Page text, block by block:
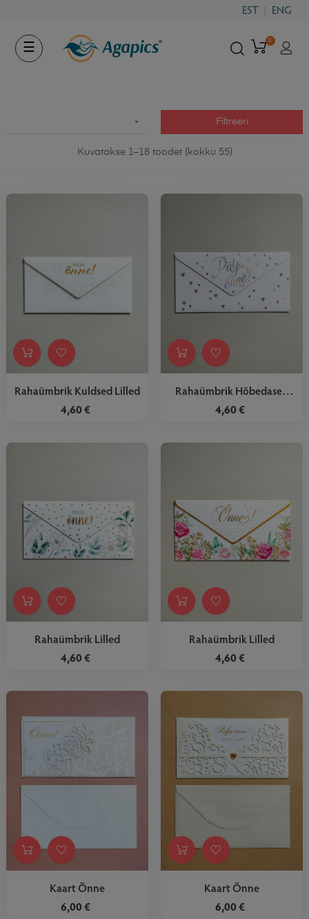
EST ENG
Toggle
navigation
☰
0
 Filtreeri
Kuvatakse 1–18 toodet (kokku 55)
Rahaümbrik Kuldsed Lilled
4,60 €
Rahaümbrik Hõbedased
Südamed
4,60 €
Rahaümbrik Lilled
4,60 €
Rahaümbrik Lilled
4,60 €
Kaart Õnne
6,00 €
Kaart Õnne
6,00 €